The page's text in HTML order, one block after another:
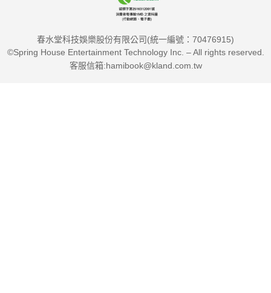
春水堂科技娛樂股份有限公司(統一編號：70476915)
©Spring House Entertainment Technology Inc. – All rights reserved.
客服信箱:hamibook@kland.com.tw